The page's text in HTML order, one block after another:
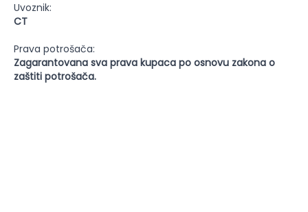
Uvoznik:
CT
Prava potrošača:
Zagarantovana sva prava kupaca po osnovu zakona o
zaštiti potrošača.